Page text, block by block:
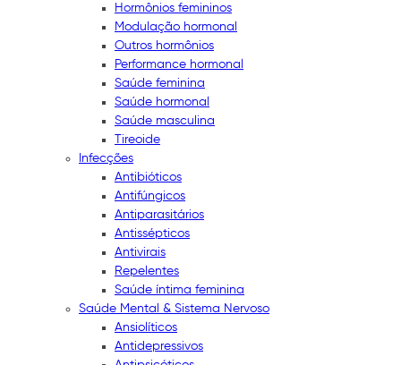
Hormônios femininos
Modulação hormonal
Outros hormônios
Performance hormonal
Saúde feminina
Saúde hormonal
Saúde masculina
Tireoide
Infecções
Antibióticos
Antifúngicos
Antiparasitários
Antissépticos
Antivirais
Repelentes
Saúde íntima feminina
Saúde Mental & Sistema Nervoso
Ansiolíticos
Antidepressivos